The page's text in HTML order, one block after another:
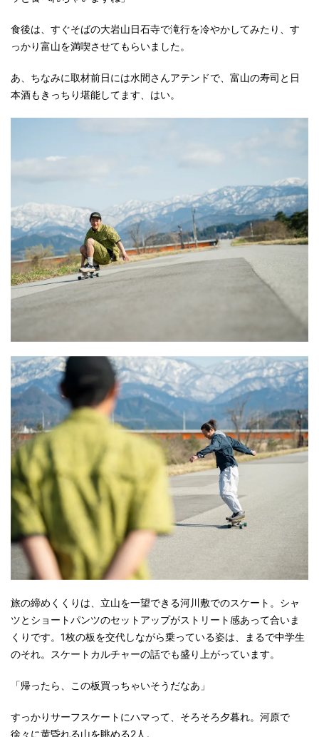
食後は、すぐそばの大岩山日石寺で滝行を冷やかしてみたり、す
っかり富山を満喫させてもらいました。
あ、ちなみに取材前日には水間さんアテンドで、富山の寿司と日
本酒もきっちり堪能してます、はい。
旅の締めくくりは、立山を一望できる河川敷でのスケート。シャ
ツとショートパンツのセットアップがストリート感あって合いま
くりです。1枚の板を交代しながら乗っている姿は、まるで中学生
のそれ。スケートカルチャーの話でも盛り上がっています。
「帰ったら、この板買っちゃいそうだなあ」
すっかりサーフスケートにハマって、そろそろ夕暮れ。河原で
徐々に黄昏れる山を眺める2人。